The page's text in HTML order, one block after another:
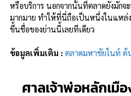
หรือบริการ นอกจากนั้นที่ตลาดยังมักจ
มากมาย ทำให้ที่นี่ถือเป็นหนึ่งในแหล่
ขึ้นชื่อของย่านนี้เลยทีเดียว
ข้อมูลเพิ่มเติม : ตลาดมหาชัยไนท์ ต้
ศาลเจ้าพ่อหลักเมื